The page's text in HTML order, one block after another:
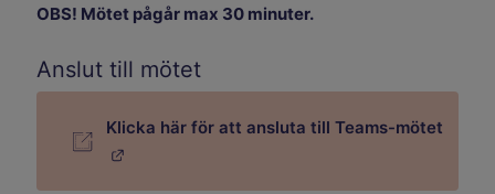
OBS! Mötet pågår max 30 minuter.
Anslut till mötet
Klicka här för att ansluta till Teams-mötet